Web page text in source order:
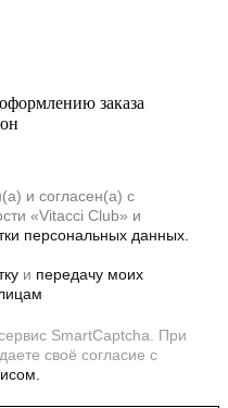
заказа
и согласен(а) с
«Vitacci Club» и
персональных данных.
и передачу моих
SmartCaptcha. При
своё согласие с